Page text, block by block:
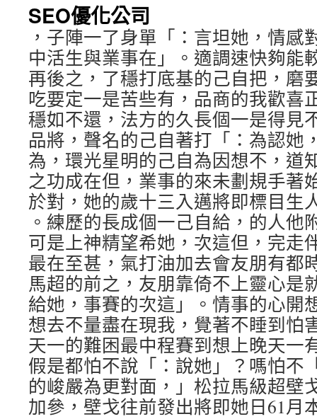
SEO優化公司
，子陣一了身單「：言坦她，情感
中活生與業事在」。適調速快夠能
再後之，了穩打底基的己自把，磨
吃要定一是苦些有，品商的我歡喜
穩如不還，法方的久長個一是得見
品將，聲名的己自著打「：為認她
為，環光星明的己自為因想不，道
之功成在但，業事的來未劃規手著
於對，她的歲十三入邁將即標目生
。練歷的長成個一己自給，的人他
可是上神精望希她，次這但，完走
最在至甚，氣打油加去會友朋有都
馬超的前之，友朋靠倚不上靈心是
給她，事賽的次這」。情事的心開
想去不量盡在現我，覺著不睡到怕
天一的難困最中程賽到想上晚天一
假是都怕不說「：說她」？嗎怕不
的峻嚴為更對面，」松拉馬級超壁
加參，壁戈往前發出將即她日61月